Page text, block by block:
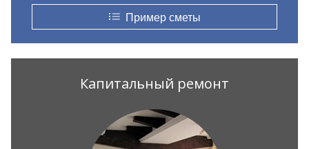
Пример сметы
Капитальный ремонт